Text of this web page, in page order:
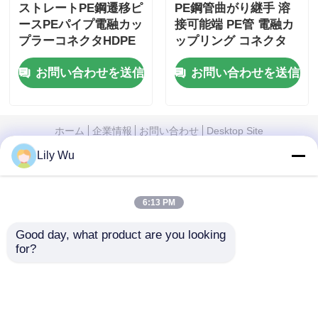
ストレートPE鋼遷移ピ
ースPEパイプ電融カッ
プラーコネクタHDPE
継手
お問い合わせを送信
PE鋼管曲がり継手 溶
接可能端 PE管 電融カ
ップリング コネクタ
お問い合わせを送信
ホーム 企業情報 お問い合わせ
Desktop Site
品質バット・フュージョン溶接機中国工
場.Copyright © 2026 Fusion Equipment
International Company Limited. All Rights
Lily Wu
6:13 PM
Good day, what product are you looking
for?